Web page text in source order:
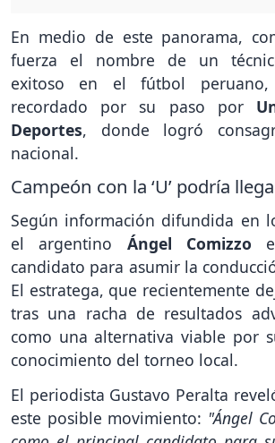
En medio de este panorama,
fuerza el nombre de un
exitoso en el fútbol peruano,
recordado por su paso por
Deportes, donde logró
nacional.
Campeón con la ‘U’ podría
Según información difundida en
el argentino Ángel Comizzo
candidato para asumir la
El estratega, que recientemente
tras una racha de resultados
como una alternativa viable por
conocimiento del torneo local.
El periodista Gustavo Peralta
este posible movimiento: "Ángel